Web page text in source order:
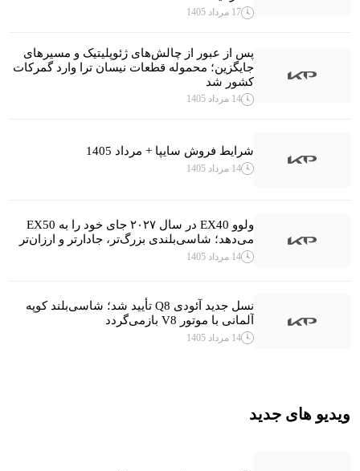
17 مرداد 1405
پس از عبور از چالش‌های ژئوپلیتیک و مسیرهای
جایگزین؛ محموله قطعات نیسان ترا وارد گمرکات
کشور شد
14 مرداد 1405
شرایط فروش سایپا + مرداد 1405
14 مرداد 1405
ولوو EX40 در سال ۲۰۲۷ جای خود را به EX50
می‌دهد؛ شاسی‌بلندی بزرگ‌تر، جادارتر و ارزان‌تر
14 مرداد 1405
نسل جدید آئودی Q8 تأیید شد؛ شاسی‌بلند کوپه
آلمانی با موتور V8 بازمی‌گردد
14 مرداد 1405
ویدیو های جدید